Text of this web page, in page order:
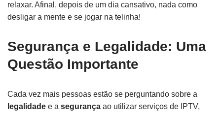
relaxar. Afinal, depois de um dia cansativo, nada como
desligar a mente e se jogar na telinha!
Segurança e Legalidade: Uma
Questão Importante
Cada vez mais pessoas estão se perguntando sobre a
legalidade e a segurança ao utilizar serviços de IPTV,